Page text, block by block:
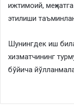
ижтимоий,
этилиши
Шунингдек иш
хизматчининг
бўйича